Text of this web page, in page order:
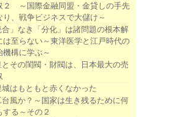
２ ～国際金融同盟・金貸しの手先
り、戦争ビジネスで大儲け～
合」なき「分化」は諸問題の根本解
は至らない～東洋医学と江戸時代の
機構に学ぶ～
とその閨閥・財閥は、日本最大の売
城はもともと赤くなかった
台風か？～国家は生き残るために何
する～その２